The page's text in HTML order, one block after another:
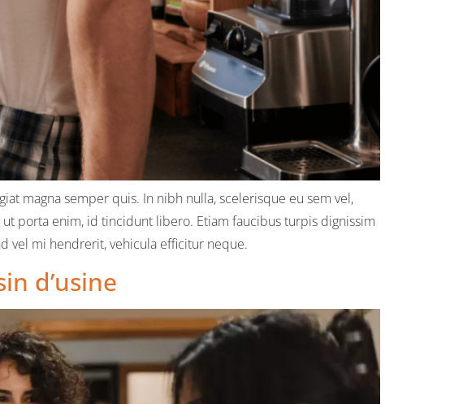
magna semper quis. In nibh nulla, scelerisque eu sem vel,
porta enim, id tincidunt libero. Etiam faucibus turpis dignissim
vel mi hendrerit, vehicula efficitur neque.
d’usine